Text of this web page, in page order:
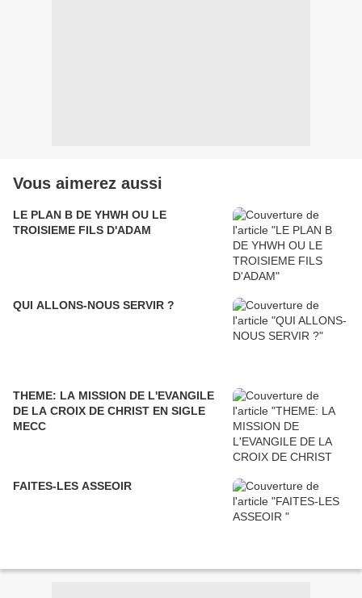
Vous aimerez aussi
LE PLAN B DE YHWH OU LE
TROISIEME FILS D'ADAM
QUI ALLONS-NOUS SERVIR ?
THEME: LA MISSION DE L'EVANGILE
DE LA CROIX DE CHRIST EN SIGLE
MECC
FAITES-LES ASSEOIR